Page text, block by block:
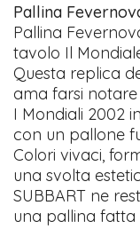
Pallina
Pallina
tavolo Il
Questa replica
ama farsi
I Mondiali 2002
con un pallone
Colori vivaci,
una svolta
SUBBART ne
una pallina